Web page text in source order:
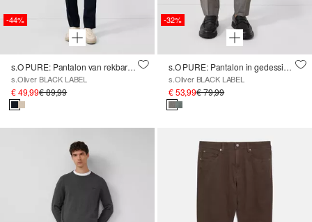
-44%
s.O PURE: Pantalon van rekbare linnenmix
s.Oliver BLACK LABEL
€ 49,99€ 89,99
-32%
s.O PURE: Pantalon in gedessineerde stretchstof
s.Oliver BLACK LABEL
€ 53,99€ 79,99